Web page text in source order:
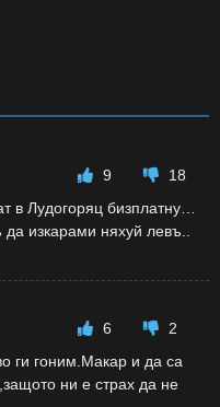
9
18
в Лудогоряц бизплатну…
изкарами няхуй левъ..
6
2
ги гоним.Макар и да са
ни е страх да не